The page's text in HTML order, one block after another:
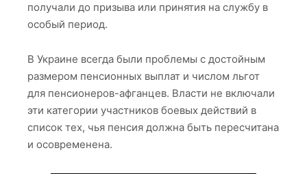
получали до призыва или принятия на службу в
особый период.
В Украине всегда были проблемы с достойным
размером пенсионных выплат и числом льгот
для пенсионеров-афганцев. Власти не включали
эти категории участников боевых действий в
список тех, чья пенсия должна быть пересчитана
и осовременена.